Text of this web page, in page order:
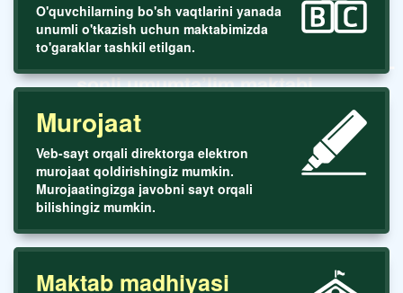
Toshkent shaxar Yunusobod tumani 288-
sonli umumta’lim maktabi
O'quvchilarning bo'sh vaqtlarini yanada
unumli o'tkazish uchun maktabimizda
to'garaklar tashkil etilgan.
Murojaat
Veb-sayt orqali direktorga elektron
murojaat qoldirishingiz mumkin.
Murojaatingizga javobni sayt orqali
bilishingiz mumkin.
Maktab madhiyasi